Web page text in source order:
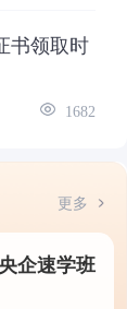
书领取时
1682
更多
企速学班